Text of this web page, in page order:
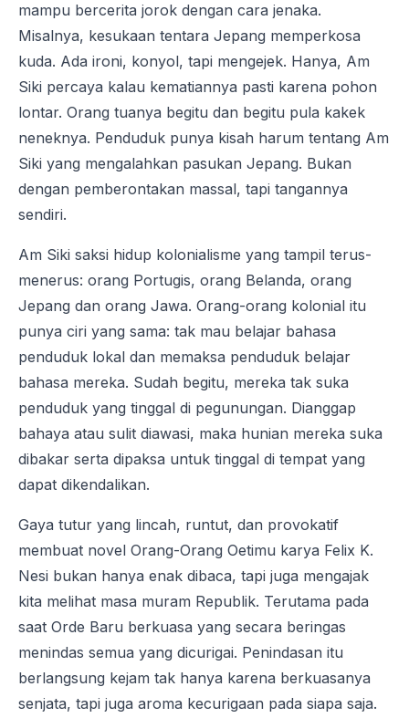
mampu bercerita jorok dengan cara jenaka.
Misalnya, kesukaan tentara Jepang memperkosa
kuda. Ada ironi, konyol, tapi mengejek. Hanya, Am
Siki percaya kalau kematiannya pasti karena pohon
lontar. Orang tuanya begitu dan begitu pula kakek
neneknya. Penduduk punya kisah harum tentang Am
Siki yang mengalahkan pasukan Jepang. Bukan
dengan pemberontakan massal, tapi tangannya
sendiri.
Am Siki saksi hidup kolonialisme yang tampil terus-
menerus: orang Portugis, orang Belanda, orang
Jepang dan orang Jawa. Orang-orang kolonial itu
punya ciri yang sama: tak mau belajar bahasa
penduduk lokal dan memaksa penduduk belajar
bahasa mereka. Sudah begitu, mereka tak suka
penduduk yang tinggal di pegunungan. Dianggap
bahaya atau sulit diawasi, maka hunian mereka suka
dibakar serta dipaksa untuk tinggal di tempat yang
dapat dikendalikan.
Gaya tutur yang lincah, runtut, dan provokatif
membuat novel Orang-Orang Oetimu karya Felix K.
Nesi bukan hanya enak dibaca, tapi juga mengajak
kita melihat masa muram Republik. Terutama pada
saat Orde Baru berkuasa yang secara beringas
menindas semua yang dicurigai. Penindasan itu
berlangsung kejam tak hanya karena berkuasanya
senjata, tapi juga aroma kecurigaan pada siapa saja.